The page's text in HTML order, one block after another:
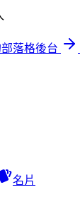
落格後台
名片